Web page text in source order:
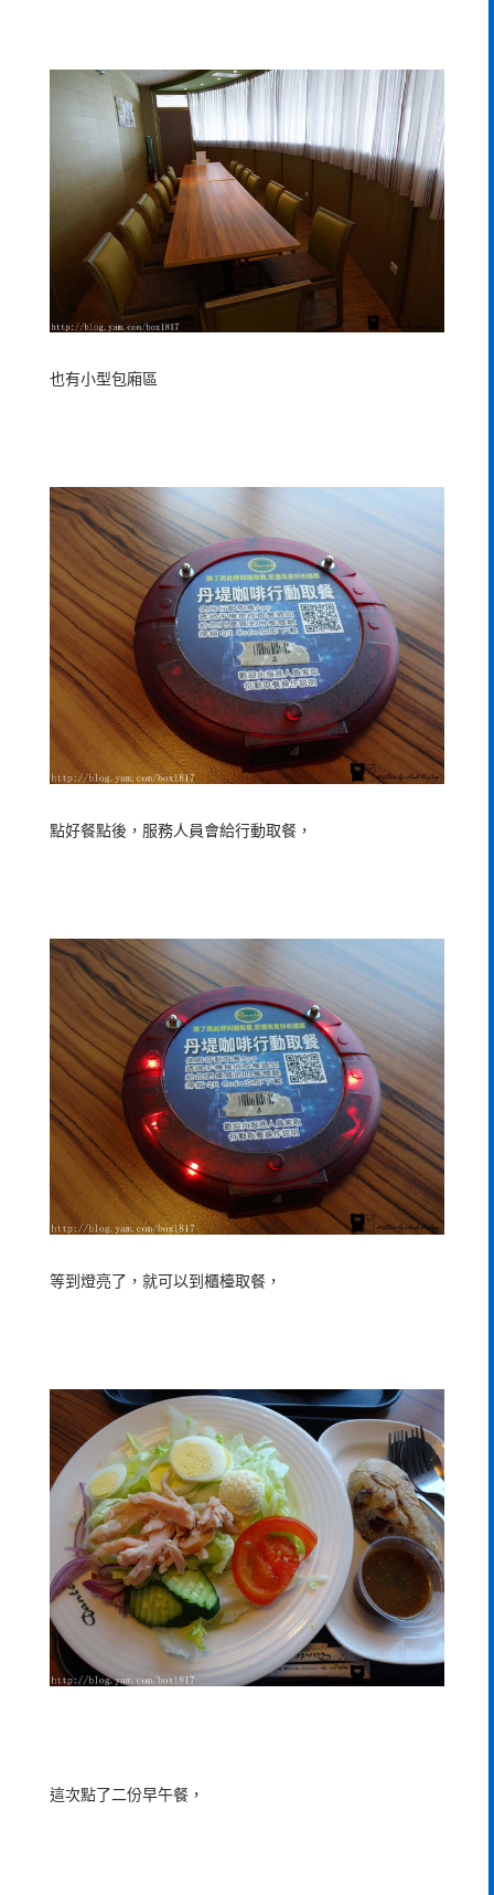
也有小型包廂區
點好餐點後，服務人員會給行動取餐，
等到燈亮了，就可以到櫃檯取餐，
這次點了二份早午餐，